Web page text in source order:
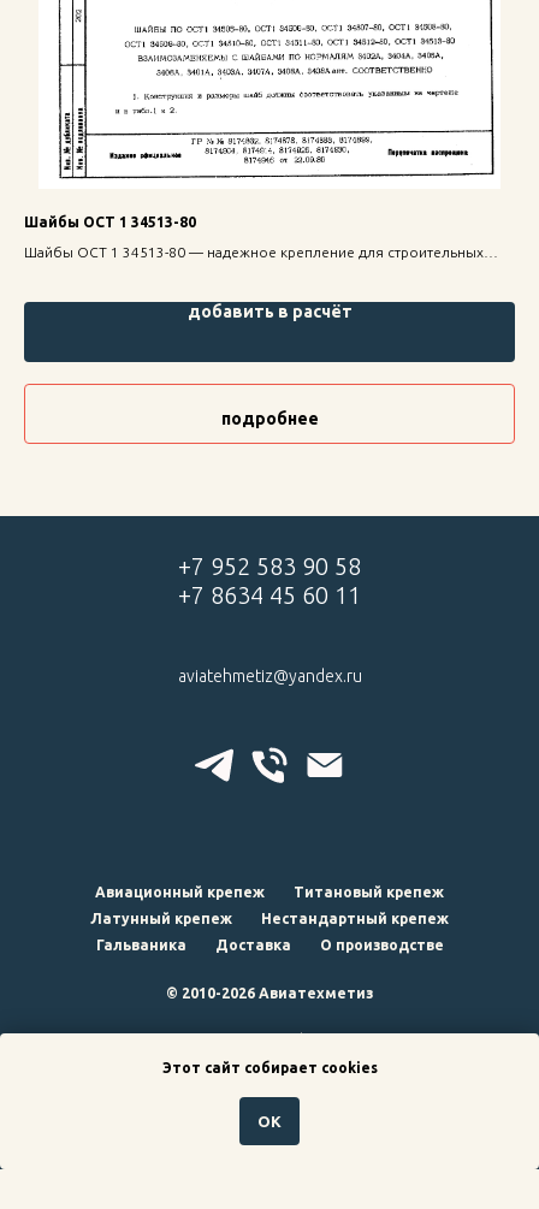
Шайбы ОСТ 1 34513-80
Шайбы ОСТ 1 34513-80 — надежное крепление для строительных
добавить в расчёт
подробнее
+7 952 583 90 58
+7 8634 45 60 11
aviatehmetiz@yandex.ru
Авиационный крепеж
Титановый крепеж
Латунный крепеж
Нестандартный крепеж
Гальваника
Доставка О производстве
© 2010-2026 Авиатехметиз
наверх
Этот сайт собирает cookies
ОК